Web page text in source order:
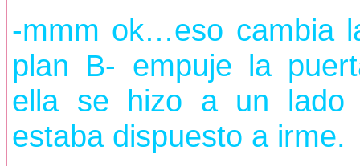
-mmm ok…eso cambia
plan B- empuje la
ella se hizo a un lado
estaba dispuesto a irme.